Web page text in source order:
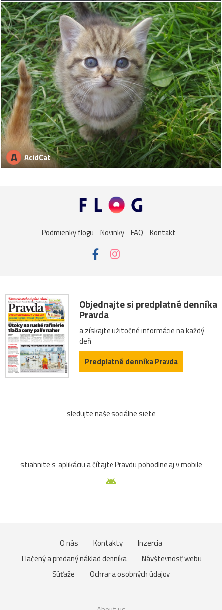
A AcidCat
Podmienky flogu Novinky FAQ Kontakt
Objednajte si predplatné denníka
Pravda
a získajte užitočné informácie na každý
deň
Predplatné denníka Pravda
sledujte naše sociálne siete
stiahnite si aplikáciu a čítajte Pravdu pohodlne aj v mobile
O nás Kontakty
Inzercia
Tlačený a predaný náklad denníka
Návštevnosť webu
Súťaže
Ochrana osobných údajov